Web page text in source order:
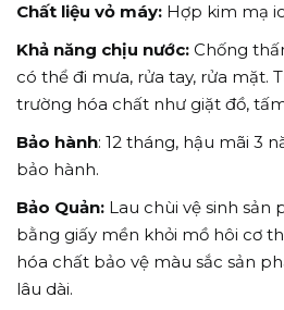
Chất liệu vỏ máy: Hợp kim mạ
Khả năng chịu nước: Chống
có thể đi mưa, rửa tay, rửa mặt.
trường hóa chất như giặt đồ,
Bảo hành: 12 tháng, hậu mãi 3
bảo hành.
Bảo Quản: Lau chùi vệ sinh
bằng giấy mền khỏi mồ hôi cơ
hóa chất bảo vệ màu sắc sản
lâu dài.